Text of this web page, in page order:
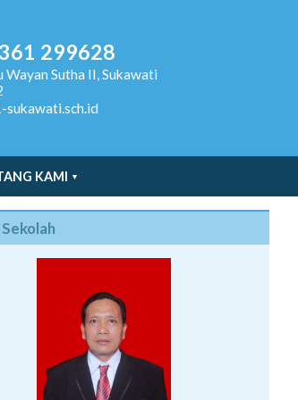
299628
Wayan Sutha II, Sukawati
sukawati.sch.id
KAMI